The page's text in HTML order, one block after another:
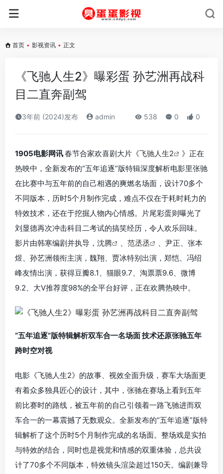
首页 • 影视资讯 • 正文
《飞驰人生2》曝彩蛋 孙艺洲再战科
目二直奔副驾
3年前 (2024)发布 admin 538 0 0
1905电影网讯春节合家欢喜剧大片《飞驰人生2
》正在
热映中，全新发布的“五年追逐”版特辑深度解析电影里张驰
在比赛中与五年前的自己相遇的爽燃名场面，设计70多个
不同版本，历时5个月制作完成，难点不仅在于耗时耗力的
特效技术，还在于挖掘人物内心情感。片尾彩蛋则曝光了
刘显德再次冲击科目二考试的搞笑经历，令人欢乐回味。
影片由韩寒编剧并执导， 沈腾 、 范丞丞
、尹正、张本
煜、孙艺洲领衔主演，魏翔、贾冰特别出演，郑恺、冯绍
峰友情出演，获得豆瓣8.1、猫眼9.7、淘票票9.6、微博
9.2、大V推荐度98%的全平台好评，正在欢腾热映中。
“五年追逐”版特辑解析双车合一名场面 技术还原张驰五年
跨时空对视
电影《飞驰人生2》的故事、视效全面升级，赛车大场面更
有着众多独具匠心的设计，其中，张驰在赛场上看到五年
前比赛时的路线，被五年前的自己引领着一路飞驰进而双
车合一的一幕震撼了无数观众。全新发布的“五年追逐”版特
辑解析了这个历时5个月制作完成的名场面。整场戏是实拍
与特效的结合，同时也是视觉和情感的双重体验，总共设
计了70多个不同版本，特效镜头渲染超过150天。编剧兼导